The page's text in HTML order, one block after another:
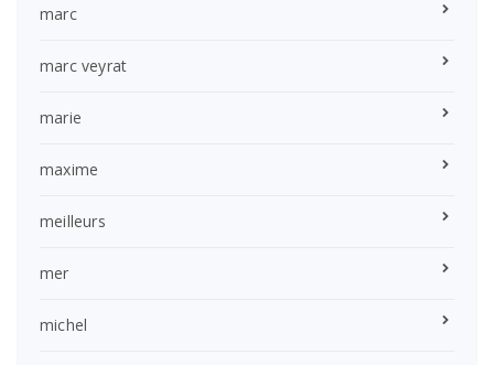
marc
marc veyrat
marie
maxime
meilleurs
mer
michel